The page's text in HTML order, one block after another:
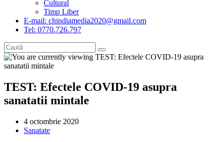
Cultural
Timp Liber
E-mail: chindiamedia2020@gmail.com
Tel: 0770.726.797
TEST: Efectele COVID-19 asupra
sanatatii mintale
Post
published:
4 octombrie 2020
Post
Sanatate